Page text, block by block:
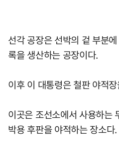
선각 공장은 선박의 겉 부분
록을 생산하는 공장이다.
이후 이 대통령은 철판 야적
이곳은 조선소에서 사용하
박용 후판을 야적하는 장소다.